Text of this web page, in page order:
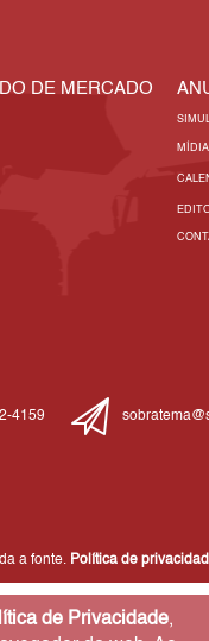
DE MERCADO
4159
a fonte. Política de
de Privacidade,